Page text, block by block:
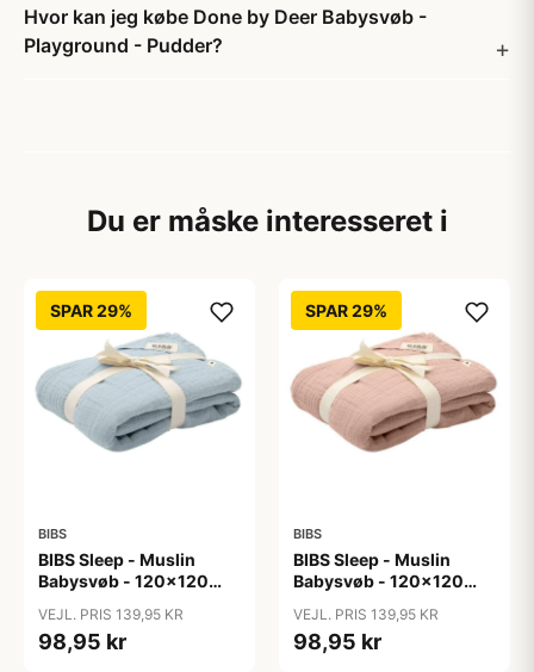
Hvor kan jeg købe Done by Deer Babysvøb -
Playground - Pudder?
Du er måske interesseret i
SPAR 29%
BIBS
BIBS Sleep - Muslin
Babysvøb - 120x120
VEJL. PRIS 139,95 KR
98,95 kr
SPAR 29%
BIBS
BIBS Sleep - Muslin
Babysvøb - 120x120
VEJL. PRIS 139,95 KR
98,95 kr